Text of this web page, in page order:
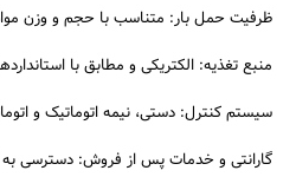
ظرفیت حمل بار: متناسب با حجم و وزن
منبع تغذیه: الکتریکی و مطابق با
سیستم کنترل: دستی، نیمه‌ اتوماتیک و
گارانتی و خدمات پس از فروش: دسترسی